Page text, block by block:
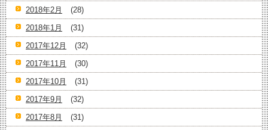
2018年2月
(28)
2018年1月
(31)
2017年12月
(32)
2017年11月
(30)
2017年10月
(31)
2017年9月
(32)
2017年8月
(31)